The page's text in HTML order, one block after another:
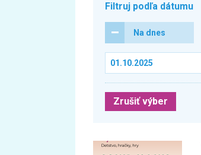
Filtruj podľa dátumu
Na dnes
Zrušiť výber